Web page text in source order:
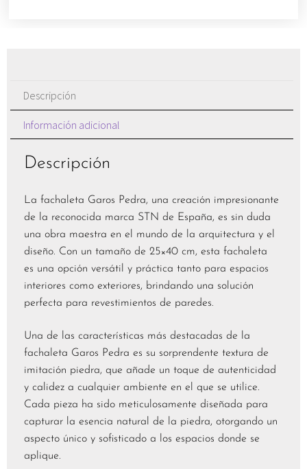
Descripción
Información adicional
Descripción
La fachaleta Garos Pedra, una creación impresionante
de la reconocida marca STN de España, es sin duda
una obra maestra en el mundo de la arquitectura y el
diseño. Con un tamaño de 25×40 cm, esta fachaleta
es una opción versátil y práctica tanto para espacios
interiores como exteriores, brindando una solución
perfecta para revestimientos de paredes.
Una de las características más destacadas de la
fachaleta Garos Pedra es su sorprendente textura de
imitación piedra, que añade un toque de autenticidad
y calidez a cualquier ambiente en el que se utilice.
Cada pieza ha sido meticulosamente diseñada para
capturar la esencia natural de la piedra, otorgando un
aspecto único y sofisticado a los espacios donde se
aplique.